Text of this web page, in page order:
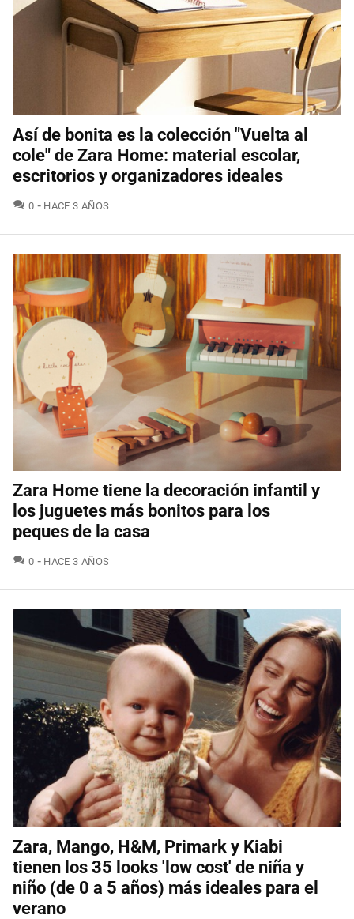
Así de bonita es la colección "Vuelta al
cole" de Zara Home: material escolar,
escritorios y organizadores ideales
0 COMENTARIOS
HACE 3 AÑOS
Zara Home tiene la decoración infantil y
los juguetes más bonitos para los
peques de la casa
0 COMENTARIOS
HACE 3 AÑOS
Zara, Mango, H&M, Primark y Kiabi
tienen los 35 looks 'low cost' de niña y
niño (de 0 a 5 años) más ideales para el
verano